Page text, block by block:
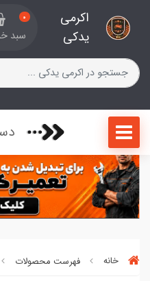
اکرمی
یدکی
0
سبد
خانه فهرست محصولات